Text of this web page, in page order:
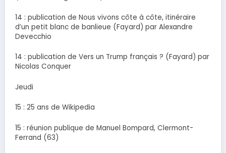
14 : publication de Nous vivons côte à côte, itinéraire
d’un petit blanc de banlieue (Fayard) par Alexandre
Devecchio
14 : publication de Vers un Trump français ? (Fayard) par
Nicolas Conquer
Jeudi
15 : 25 ans de Wikipedia
15 : réunion publique de Manuel Bompard, Clermont-
Ferrand (63)